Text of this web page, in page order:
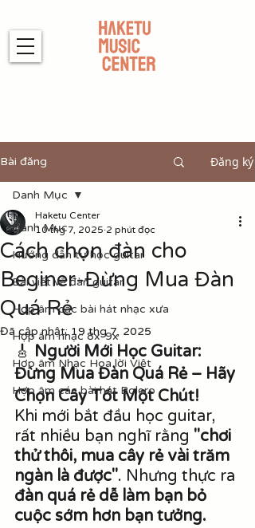
Bài đăng Đăng ký
Danh Mục
Hướng dẫn tự học guitar
Bài viết về đàn guitar
Hợp âm các bài hát nhạc xưa
Hợp âm nhạc 8x-9x
Hợp âm Nhạc Hoa lời Việt
Hợp âm các bài hát Bolero
Danh Mục
Cách chọn đàn cho
Beginer-Đừng Mua Đàn
Quá Rẻ
Haketu Center
10 thg 7, 2025 2 phút đọc
Đã cập nhật:19 thg 7, 2025
🎸 Người Mới Học Guitar:
Đừng Mua Đàn Quá Rẻ – Hãy
Chọn Cây Tốt Một Chút!
Khi mới bắt đầu học guitar,
rất nhiều bạn nghĩ rằng "chơi
thử thôi, mua cây rẻ vài trăm
ngàn là được". Nhưng thực ra
đàn quá rẻ dễ làm bạn bỏ
cuộc sớm hơn bạn tưởng.